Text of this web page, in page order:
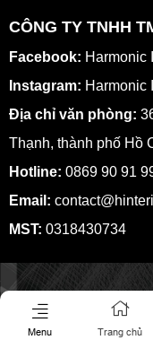
CÔNG TY TNHH
Facebook: Harmonic
Instagram: Harmonic
Địa chỉ văn phòng:
Thạnh, thành phố Hồ
Hotline: 0869 90 91
Email:
MST: 0318430734
Menu Trang chủ